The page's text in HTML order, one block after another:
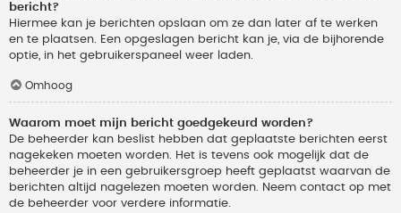
bericht?
Hiermee kan je berichten opslaan om ze dan later af te werken
en te plaatsen. Een opgeslagen bericht kan je, via de bijhorende
optie, in het gebruikerspaneel weer laden.
Omhoog
Waarom moet mijn bericht goedgekeurd worden?
De beheerder kan beslist hebben dat geplaatste berichten eerst
nagekeken moeten worden. Het is tevens ook mogelijk dat de
beheerder je in een gebruikersgroep heeft geplaatst waarvan de
berichten altijd nagelezen moeten worden. Neem contact op met
de beheerder voor verdere informatie.